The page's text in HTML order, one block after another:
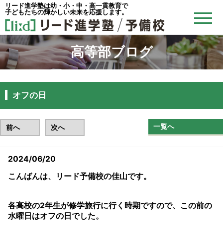
リード進学塾は幼・小・中・高一貫教育で
子どもたちの輝かしい未来を応援します。
高等部ブログ
オフの日
前へ 次へ 一覧へ
2024/06/20
こんばんは、リード予備校の佳山です。
各高校の2年生が修学旅行に行く時期ですので、この前の
水曜日はオフの日でした。